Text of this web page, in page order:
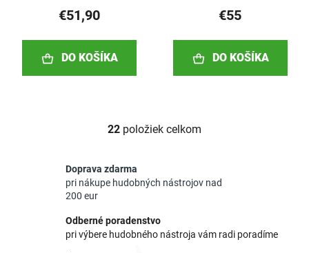
€51,90
DO KOŠÍKA
€55
DO KOŠÍKA
O
á
c
i
22 položiek celkom
Doprava zdarma
pri nákupe hudobných nástrojov nad
200 eur
Odberné poradenstvo
pri výbere hudobného nástroja vám radi poradíme